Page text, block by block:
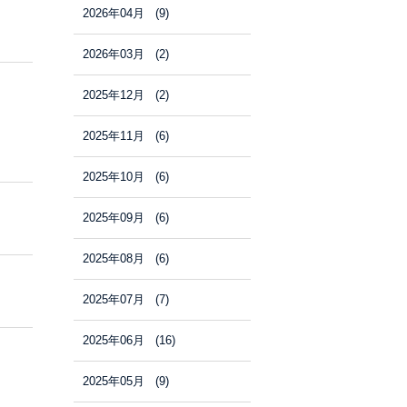
2026年04月 (9)
2026年03月 (2)
2025年12月 (2)
2025年11月 (6)
2025年10月 (6)
2025年09月 (6)
2025年08月 (6)
2025年07月 (7)
2025年06月 (16)
2025年05月 (9)